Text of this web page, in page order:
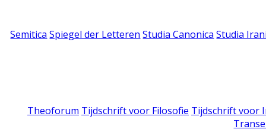
Semitica Spiegel der Letteren Studia Canonica Studia
Theoforum Tijdschrift voor Filosofie Tijdschrift voor